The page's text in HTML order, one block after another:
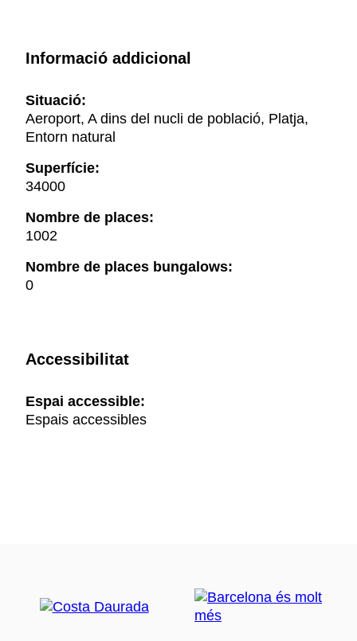
Informació addicional
Situació:
Aeroport, A dins del nucli de població, Platja,
Entorn natural
Superfície:
34000
Nombre de places:
1002
Nombre de places bungalows:
0
Accessibilitat
Espai accessible:
Espais accessibles